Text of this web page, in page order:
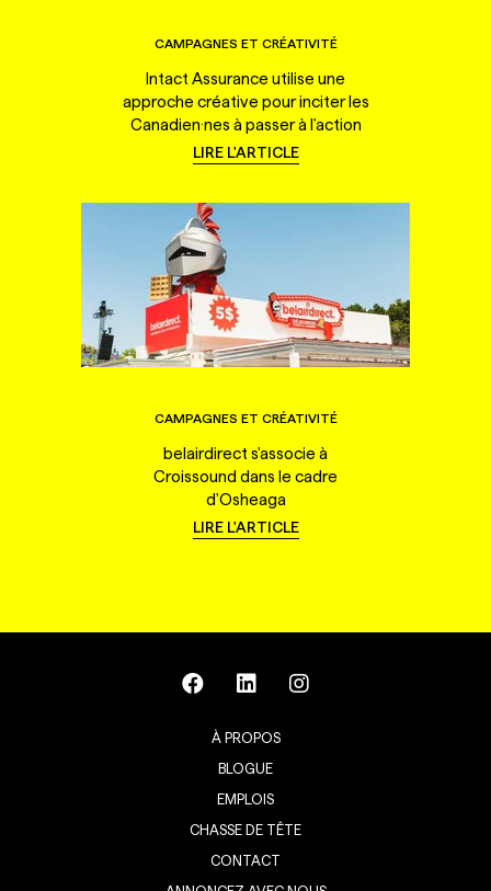
CAMPAGNES ET CRÉATIVITÉ
Intact Assurance utilise une
approche créative pour inciter les
Canadien·nes à passer à l'action
LIRE L'ARTICLE
CAMPAGNES ET CRÉATIVITÉ
belairdirect s'associe à
Croissound dans le cadre
d'Osheaga
LIRE L'ARTICLE
À PROPOS
BLOGUE
EMPLOIS
CHASSE DE TÊTE
CONTACT